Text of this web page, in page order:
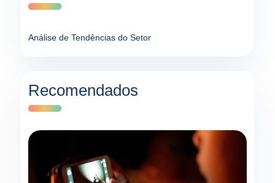
Análise de Tendências do Setor
Recomendados